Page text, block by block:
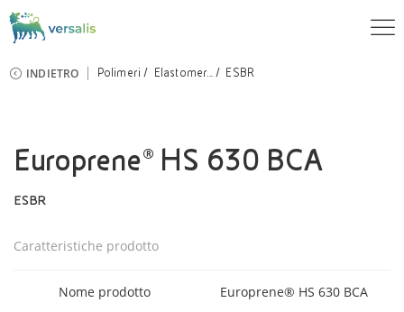
INDIETRO Polimeri Elastomer... ESBR
Europrene® HS 630 BCA
ESBR
Caratteristiche prodotto
Nome prodotto Europrene® HS 630 BCA